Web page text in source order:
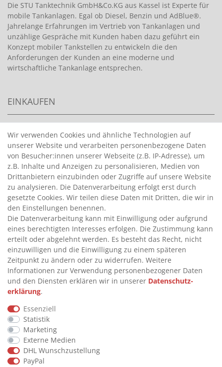
Die STU Tanktechnik GmbH&Co.KG aus Kassel ist Experte für
mobile Tankanlagen. Egal ob Diesel, Benzin und AdBlue®.
Jahrelange Erfahrungen im Vertrieb von Tankanlagen und
unzählige Gespräche mit Kunden haben dazu geführt ein
Konzept mobiler Tankstellen zu entwickeln die den
Anforderungen der Kunden an eine moderne und
wirtschaftliche Tankanlage entsprechen.
EINKAUFEN
HANDPUMPEN FÜR BENZIN
>
HANDPUMPEN FÜR ÖLE
>
TANKANLAGEN
>
ADBLUE® BETANKUNG
INFORMATIONEN
>
FAQ
>
VERTRAG WIDERRUFEN
>
WIDERRUFSRECHT
>
WIDERRUFSFORMULAR
IMPRESSUM
>
DATENSCHUTZERKLÄRUNG
>
AGB
>
KONTAKT
Wir verwenden Cookies und ähnliche Technologien auf
unserer Website und verarbeiten personenbezogene Daten
von Besucher:innen unserer Webseite (z.B. IP-Adresse), um
z.B. Inhalte und Anzeigen zu personalisieren, Medien von
Drittanbietern einzubinden oder Zugriffe auf unsere Website
zu analysieren. Die Datenverarbeitung erfolgt erst durch
gesetzte Cookies. Wir teilen diese Daten mit Dritten, die wir in
den Einstellungen benennen.
Die Datenverarbeitung kann mit Einwilligung oder aufgrund
eines berechtigten Interesses erfolgen. Die Zustimmung kann
erteilt oder abgelehnt werden. Es besteht das Recht, nicht
einzuwilligen und die Einwilligung zu einem späteren
Zeitpunkt zu ändern oder zu widerrufen. Weitere
Informationen zur Verwendung personenbezogener Daten
und den Diensten erklären wir in unserer Daten­schutz­
erklärung.
Essenziell
Statistik
Marketing
Externe Medien
DHL Wunschzustellung
PayPal